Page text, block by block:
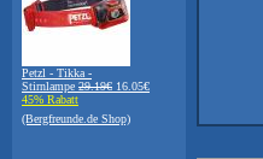
Petzl - Tikka -
Stirnlampe 29.19€ 16.05€
45% Rabatt
(Bergfreunde.de Shop)